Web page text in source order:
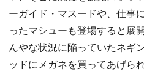
ーガイド・マスードや、仕事
ったマシューも登場すると展
んやな状況に陥っていたネギ
ッドにメガネを買ってあげら